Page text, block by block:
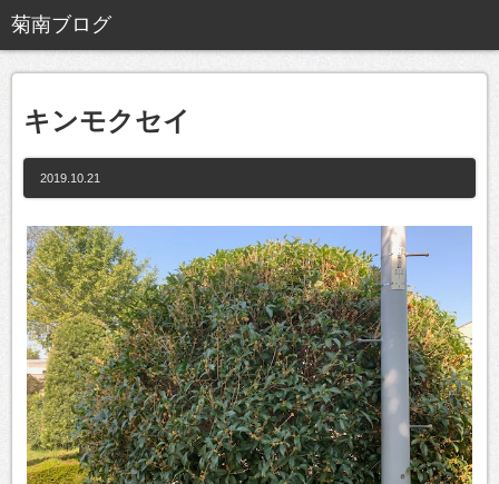
キンモクセイ
2019.10.21